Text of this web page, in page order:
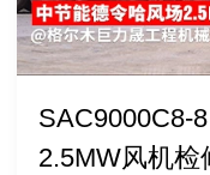
SAC9000C8-
2.5MW风机检